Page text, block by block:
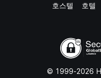
호스텔 호텔
© 1999-2026